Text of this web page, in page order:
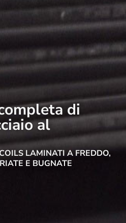
di
al
LAMINATI A FREDDO,
E BUGNATE